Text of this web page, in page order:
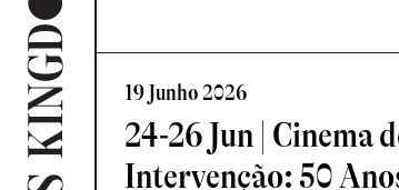
19 Junho 2026
24-26 Jun | Cinema
Intervenção: 50